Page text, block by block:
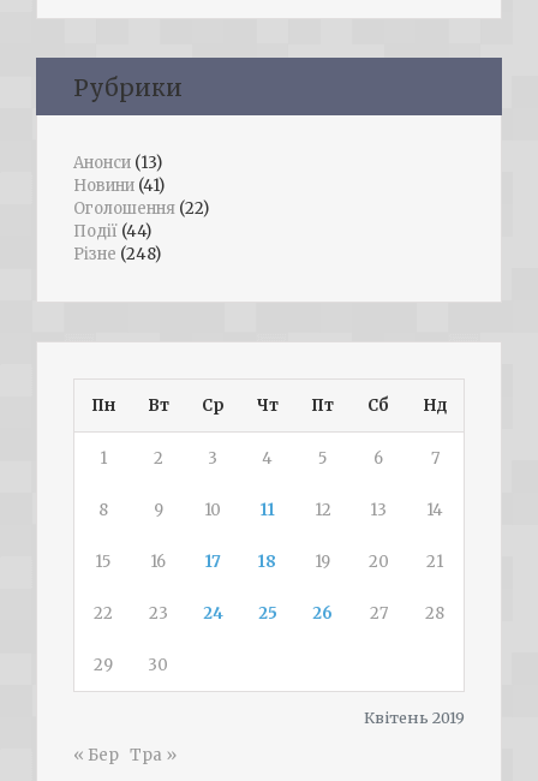
Рубрики
Анонси (13)
Новини (41)
Оголошення (22)
Події (44)
Різне (248)
Квітень 2019
Пн Вт Ср Чт Пт Сб Нд
1 2 3 4 5 6 7
8 9 10 11 12 13 14
15 16 17 18 19 20 21
22 23 24 25 26 27 28
29 30
« Бер Тра »